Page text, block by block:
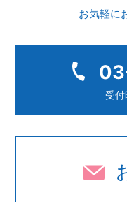
お気軽に
受